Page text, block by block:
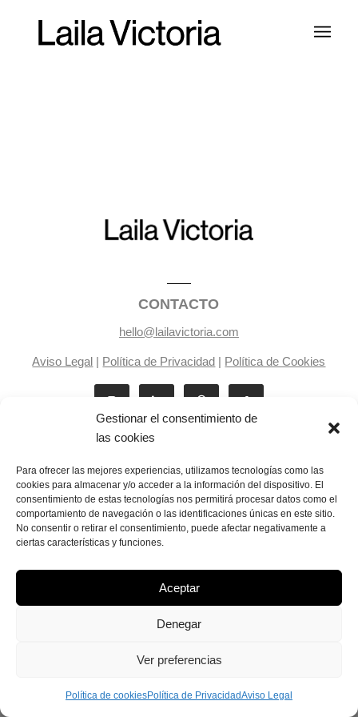
Gestionar el consentimiento de
las cookies
Para ofrecer las mejores experiencias, utilizamos tecnologías como las
cookies para almacenar y/o acceder a la información del dispositivo. El
consentimiento de estas tecnologías nos permitirá procesar datos como el
comportamiento de navegación o las identificaciones únicas en este sitio.
No consentir o retirar el consentimiento, puede afectar negativamente a
ciertas características y funciones.
Aceptar
Denegar
Ver preferencias
Política de cookiesPolítica de PrivacidadAviso Legal
CONTACTO
hello@lailavictoria.com
Aviso Legal | Política de Privacidad | Política de Cookies
Laila Victoria © copyright 2025